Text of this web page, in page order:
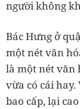
người không
Bác Hưng ở
một nét văn
là một nét văn
vừa có cái
bao cấp, lại